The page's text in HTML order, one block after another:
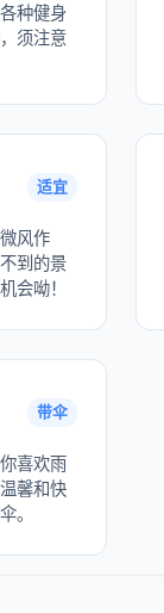
种健身
须注意
适宜
风作
到的景
会呦！
带伞
喜欢雨
馨和快
。